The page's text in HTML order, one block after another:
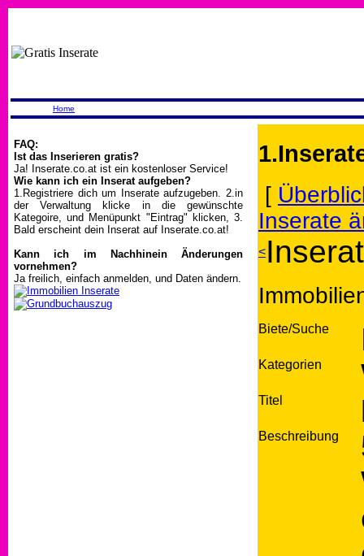
Home
FAQ:
Ist das Inserieren gratis?
Ja! Inserate.co.at ist ein kostenloser Service!
Wie kann ich ein Inserat aufgeben?
1.Registriere dich um Inserate aufzugeben. 2.in
der Verwaltung klicke in die gewünschte
Kategoire, und Menüpunkt "Eintrag" klicken, 3.
Bald erscheint dein Inserat auf Inserate.co.at!
Kann ich im Nachhinein Änderungen
vornehmen?
Ja freilich, einfach anmelden, und Daten ändern.
[
Inserate
<
Biete/Suche
Kategorien
Titel
Beschreibung